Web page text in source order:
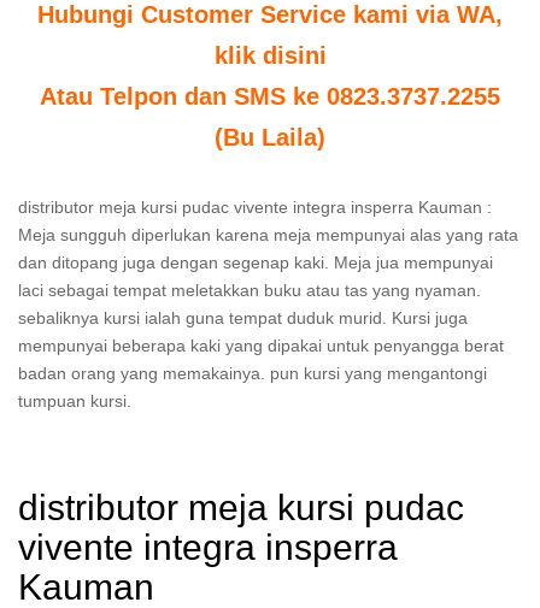
Hubungi Customer Service kami via WA,
klik disini
Atau Telpon dan SMS ke 0823.3737.2255
(Bu Laila)
distributor meja kursi pudac vivente integra insperra Kauman :
Meja sungguh diperlukan karena meja mempunyai alas yang rata
dan ditopang juga dengan segenap kaki. Meja jua mempunyai
laci sebagai tempat meletakkan buku atau tas yang nyaman.
sebaliknya kursi ialah guna tempat duduk murid. Kursi juga
mempunyai beberapa kaki yang dipakai untuk penyangga berat
badan orang yang memakainya. pun kursi yang mengantongi
tumpuan kursi.
distributor meja kursi pudac
vivente integra insperra
Kauman